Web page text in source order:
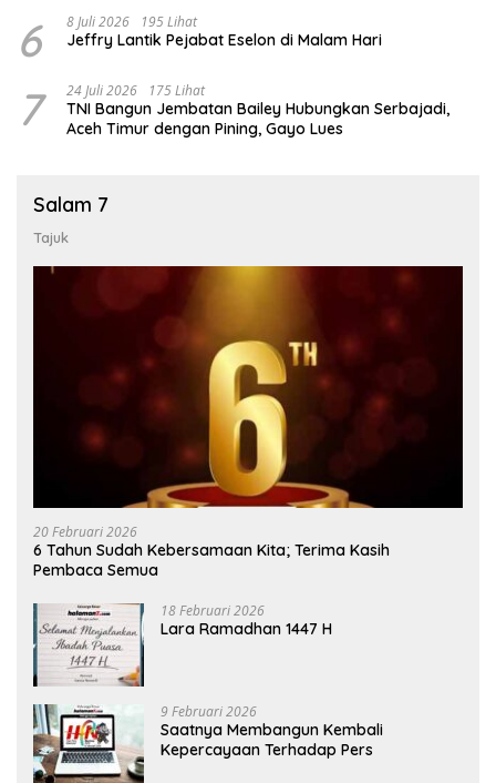
6 8 Juli 2026 195 Lihat
Jeffry Lantik Pejabat Eselon di Malam Hari
7 24 Juli 2026 175 Lihat
TNI Bangun Jembatan Bailey Hubungkan Serbajadi,
Aceh Timur dengan Pining, Gayo Lues
Salam 7
Tajuk
20 Februari 2026
6 Tahun Sudah Kebersamaan Kita; Terima Kasih
Pembaca Semua
18 Februari 2026
Lara Ramadhan 1447 H
9 Februari 2026
Saatnya Membangun Kembali
Kepercayaan Terhadap Pers